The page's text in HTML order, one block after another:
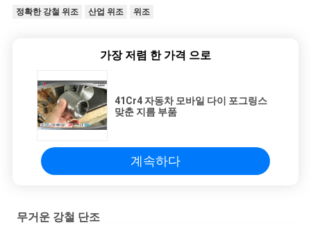
정확한 강철 위조 산업 위조 위조
가장 저렴 한 가격 으로
41Cr4 자동차 모바일 다이 포그링스
맞춘 지름 부품
계속하다
무거운 강철 단조